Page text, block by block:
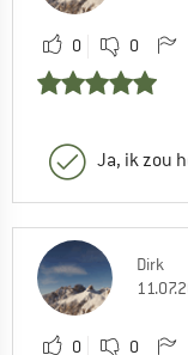
0 0
Ja, ik zou
Dirk
0 0